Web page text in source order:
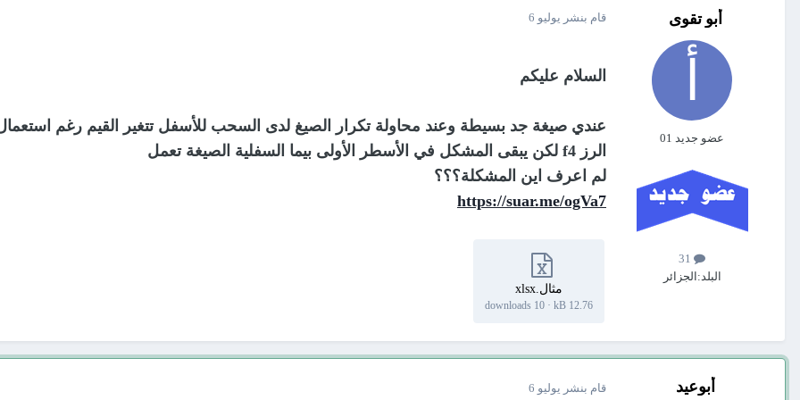
أبو تقوى
عضو جديد 01
البلد:الجزائر
قام بنشر يوليو 6
السلام عليكم
عندي صيغة جد بسيطة وعند محاولة تكرار الصيغ لدى السحب للأسفل تتغير القيم رغم
الرز f4 لكن يبقى المشكل في الأسطر الأولى بيما السفلية الصيغة تعمل
لم اعرف اين المشكلة؟؟؟
https://suar.me/ogVa7
مثال.xlsx
12.76 kB
·
10 downloads
أبوعيد قام بنشر يوليو 6